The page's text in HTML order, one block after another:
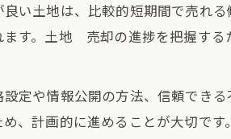
い土地は、比較的短期間で売れ
す。土地 売却の進捗を把握す
定や情報公開の方法、信頼でき
、計画的に進めることが大切です。